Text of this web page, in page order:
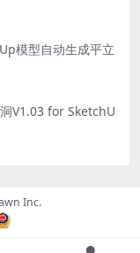
模型自动生成平立
V1.03 for SketchU
Inc.